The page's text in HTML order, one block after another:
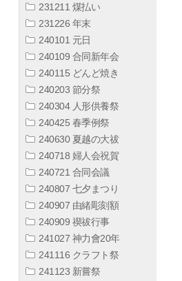
231211 煤払い
231226 年末
240101 元日
240109 合同新年会
240115 どんど焼き
240203 節分祭
240304 人形供養祭
240425 春季例祭
240630 夏越の大祓
240718 婦人会祝賀
240721 合同会議
240807 七夕まつり
240907 由緒彫刻額
240909 禊祓行事
241027 神力會20年
241116 クラフト祭
241123 新嘗祭